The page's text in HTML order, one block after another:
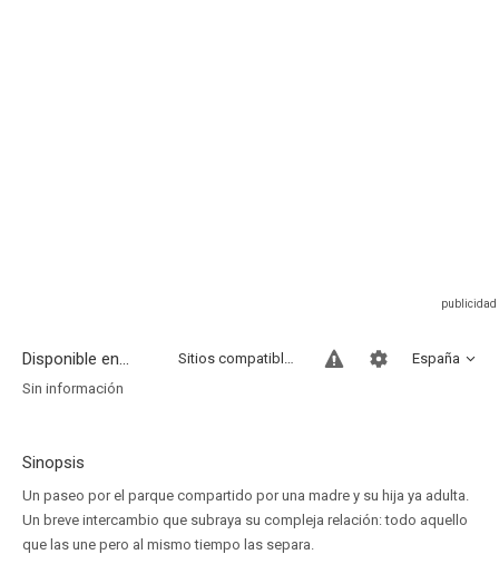
Disponible en... España
Sitios compatibles
Sin información
Sinopsis
Un paseo por el parque compartido por una madre y su hija ya adulta.
Un breve intercambio que subraya su compleja relación: todo aquello
que las une pero al mismo tiempo las separa.